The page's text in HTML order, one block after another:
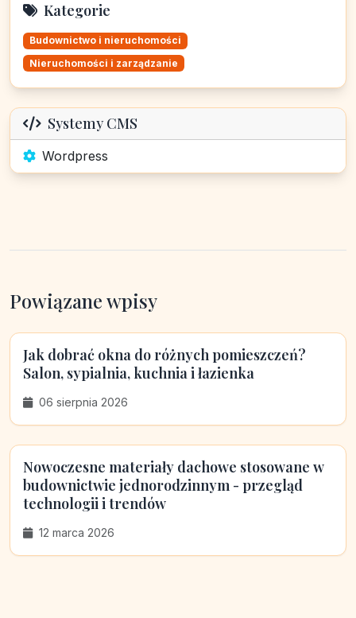
Kategorie
Budownictwo i nieruchomości
Nieruchomości i zarządzanie
Systemy CMS
Wordpress
Powiązane wpisy
Jak dobrać okna do różnych pomieszczeń?
Salon, sypialnia, kuchnia i łazienka
06 sierpnia 2026
Nowoczesne materiały dachowe stosowane w
budownictwie jednorodzinnym - przegląd
technologii i trendów
12 marca 2026